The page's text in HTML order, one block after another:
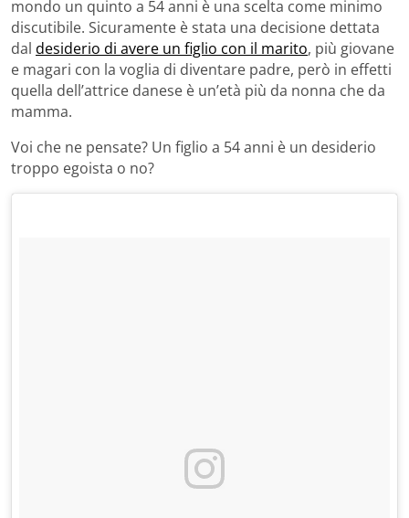
mondo un quinto a 54 anni è una scelta come minimo
discutibile. Sicuramente è stata una decisione dettata
dal desiderio di avere un figlio con il marito, più giovane
e magari con la voglia di diventare padre, però in effetti
quella dell’attrice danese è un’età più da nonna che da
mamma.
Voi che ne pensate? Un figlio a 54 anni è un desiderio
troppo egoista o no?